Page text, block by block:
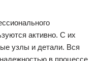
активно. С их
узлы и детали. Вся
в процессе